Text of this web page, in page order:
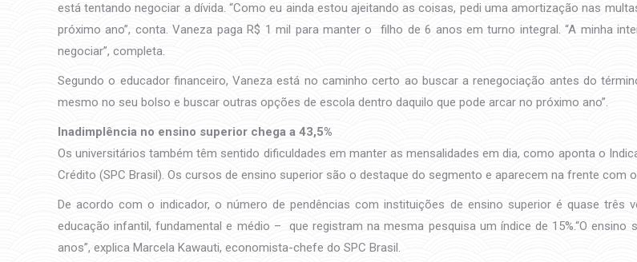
está tentando negociar a dívida. “Como eu ainda estou ajeitando as coisas, pedi uma amortização nas
próximo ano”, conta. Vaneza paga R$ 1 mil para manter o filho de 6 anos em turno integral. “A minha
negociar”, completa.
Segundo o educador financeiro, Vaneza está no caminho certo ao buscar a renegociação antes do
mesmo no seu bolso e buscar outras opções de escola dentro daquilo que pode arcar no próximo ano”.
Inadimplência no ensino superior chega a 43,5%
Os universitários também têm sentido dificuldades em manter as mensalidades em dia, como aponta o
Crédito (SPC Brasil). Os cursos de ensino superior são o destaque do segmento e aparecem na frente com
De acordo com o indicador, o número de pendências com instituições de ensino superior é quase
educação infantil, fundamental e médio – que registram na mesma pesquisa um índice de 15%.“O
anos”, explica Marcela Kawauti, economista-chefe do SPC Brasil.